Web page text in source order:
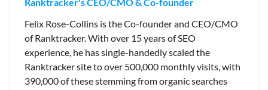
Felix Rose-Collins is the Co-founder and CEO/CMO
of Ranktracker. With over 15 years of SEO
experience, he has single-handedly scaled the
Ranktracker site to over 500,000 monthly visits, with
390,000 of these stemming from organic searches